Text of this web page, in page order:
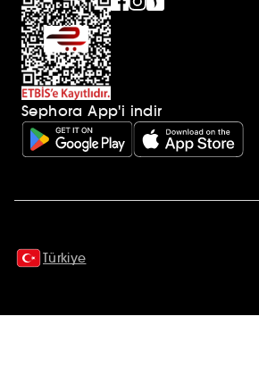
Sephora App'i indir
Türkiye